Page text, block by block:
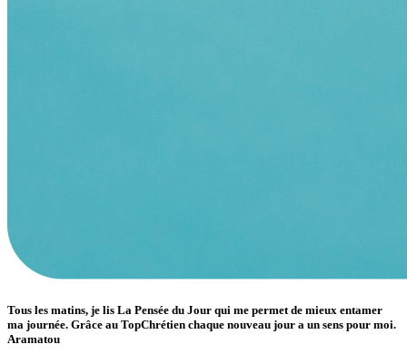
Tous les matins, je lis La Pensée du Jour qui me permet de mieux entamer
ma journée. Grâce au TopChrétien chaque nouveau jour a un sens pour moi.
Aramatou